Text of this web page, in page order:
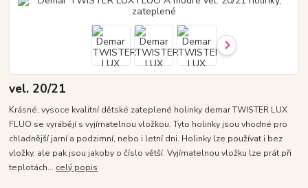
vel. 20/21
Krásné, vysoce kvalitní dětské zateplené holinky demar TWISTER LUX
FLUO se vyrábějí s vyjímatelnou vložkou. Tyto holinky jsou vhodné pro
chladnější jarní a podzimní, nebo i letní dni. Holinky lze používat i bez
vložky, ale pak jsou jakoby o číslo větší. Vyjímatelnou vložku lze prát při
teplotách... celý popis